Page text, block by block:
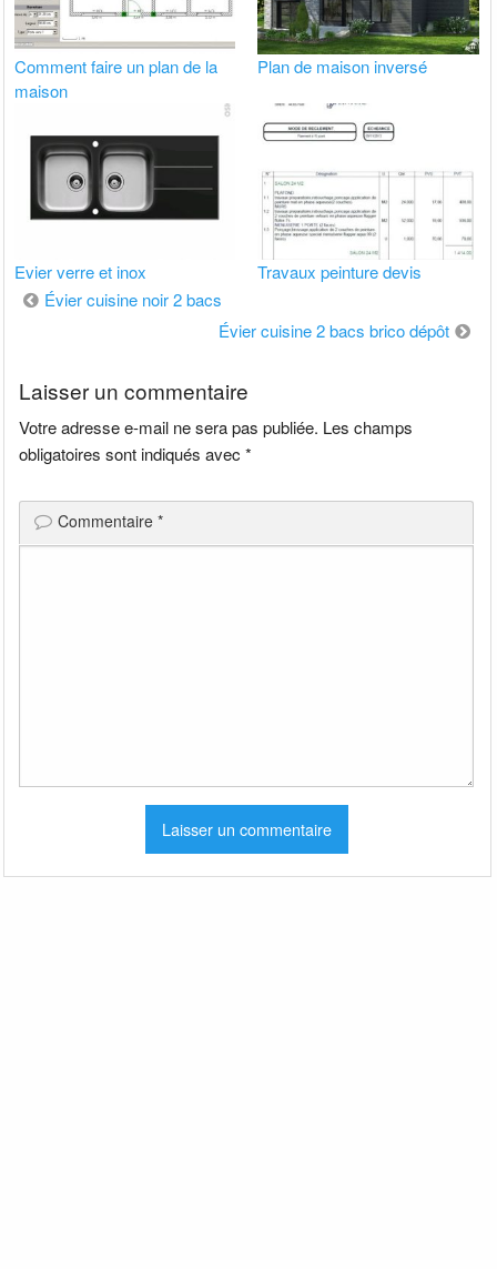
Comment faire un plan de la
maison
Plan de maison inversé
Evier verre et inox Travaux peinture devis
Navigation
Évier cuisine noir 2 bacs
Évier cuisine 2 bacs brico dépôt
Laisser un commentaire
Votre adresse e-mail ne sera pas publiée. Les champs
obligatoires sont indiqués avec*
Commentaire*